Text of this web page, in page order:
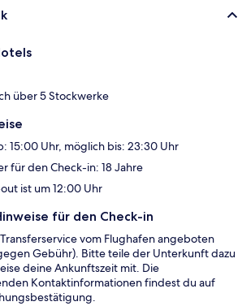
über 5 Stockwerke
15:00 Uhr, möglich bis: 23:30 Uhr
für den Check-in: 18 Jahre
ist um 12:00 Uhr
für den Check-in
vom Flughafen angeboten
Gebühr). Bitte teile der Unterkunft dazu
deine Ankunftszeit mit. Die
Kontaktinformationen findest du auf